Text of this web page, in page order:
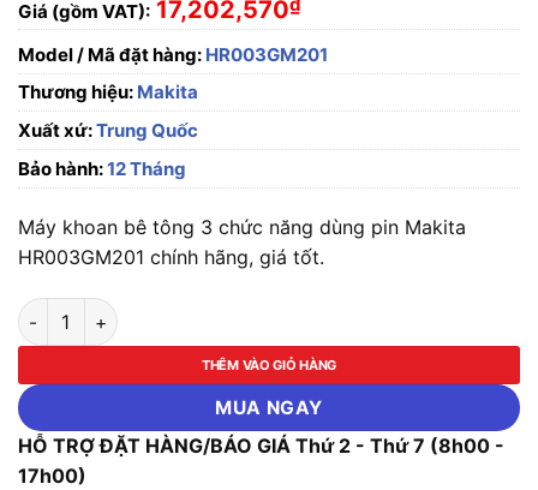
Giá (gồm VAT): 17,202,570₫
Model / Mã đặt hàng: HR003GM201
Thương hiệu: Makita
Xuất xứ:Trung Quốc
Bảo hành:12 Tháng
Máy khoan bê tông 3 chức năng dùng pin Makita
HR003GM201 chính hãng, giá tốt.
Máy khoan bê tông 3 chức năng dùng pin Makita
THÊM VÀO GIỎ HÀNG
MUA NGAY
HỖ TRỢ ĐẶT HÀNG/BÁO GIÁ Thứ 2 - Thứ 7 (8h00 -
17h00)